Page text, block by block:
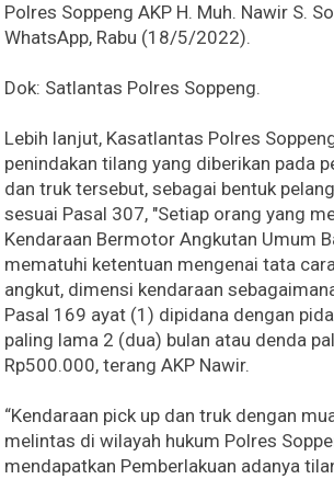
Polres Soppeng AKP H. Muh. Nawir S.
WhatsApp, Rabu (18/5/2022).
Dok: Satlantas Polres Soppeng.
Lebih lanjut, Kasatlantas Polres
penindakan tilang yang diberikan pada
dan truk tersebut, sebagai bentuk
sesuai Pasal 307, "Setiap orang yang
Kendaraan Bermotor Angkutan Umum
mematuhi ketentuan mengenai tata
angkut, dimensi kendaraan
Pasal 169 ayat (1) dipidana dengan
paling lama 2 (dua) bulan atau denda
Rp500.000, terang AKP Nawir.
“Kendaraan pick up dan truk dengan
melintas di wilayah hukum Polres
mendapatkan Pemberlakuan adanya